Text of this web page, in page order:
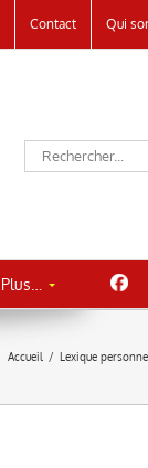
Contact Qui
Rechercher:
Plus…
Accueil / Lexique